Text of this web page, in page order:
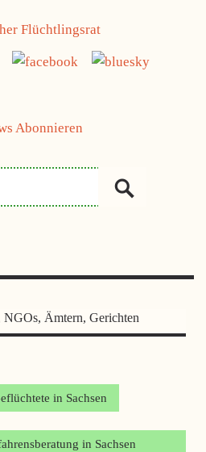
NGOs, Ämtern, Gerichten
in Sachsen
in Sachsen